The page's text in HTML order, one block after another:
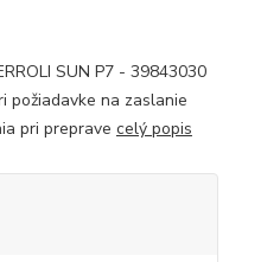
SUN P7 - 39843030
požiadavke na zaslanie
pri preprave celý popis